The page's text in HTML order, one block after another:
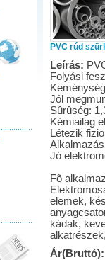
PVC rúd
Leírás:
Folyási
Jól
Sûrûség:
Kémiailag
Létezik
Jó
Fõ
elemek,
kádak,
Ár(Bruttó):